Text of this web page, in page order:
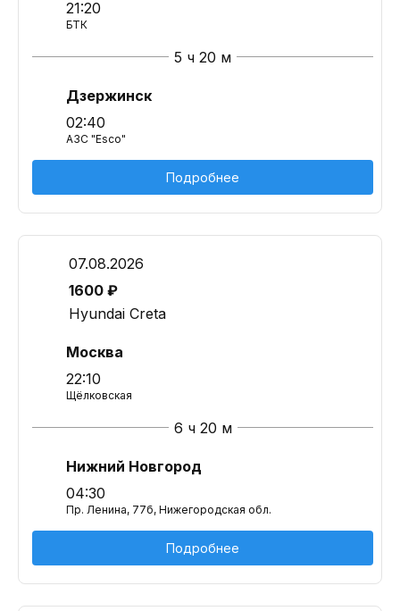
21:20
БТК
5 ч 20 м
Дзержинск
02:40
АЗС "Esco"
Подробнее
07.08.2026
1600 ₽
Hyundai Creta
Москва
22:10
Щёлковская
6 ч 20 м
Нижний Новгород
04:30
Пр. Ленина, 77б, Нижегородская обл.
Подробнее